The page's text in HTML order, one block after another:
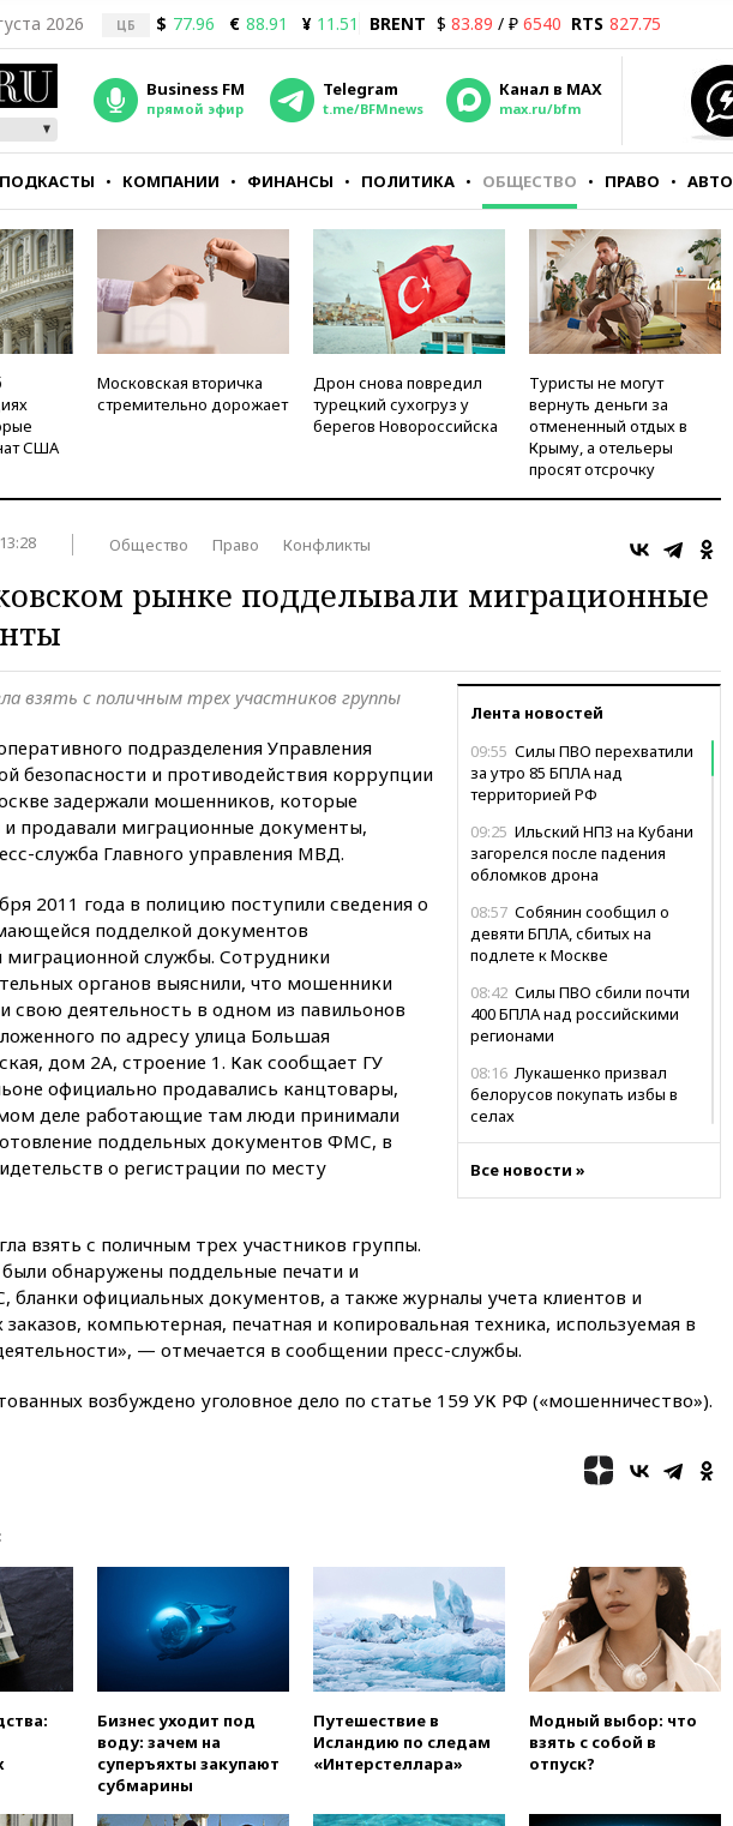
2026 ЦБ $ 77.96 € 88.91 ¥ 11.51 BRENT $ 83.89 / ₽ 6540 RTS 827.75
Business FM
прямой эфир
Telegram
t.me/BFMnews
Канал в MAX
max.ru/bfm
ПОДКАСТЫ КОМПАНИИ ФИНАНСЫ ПОЛИТИКА ОБЩЕСТВО ПРАВО АВТО
США
Московская вторичка
стремительно дорожает
Дрон снова повредил
турецкий сухогруз у
берегов Новороссийска
Туристы не могут
вернуть деньги за
отмененный отдых в
Крыму, а отельеры
просят отсрочку
Общество Право Конфликты
рынке подделывали миграционные
Лента новостей
09:55 Силы ПВО перехватили
за утро 85 БПЛА над
территорией РФ
09:25 Ильский НПЗ на Кубани
загорелся после падения
обломков дрона
08:57 Собянин сообщил о
девяти БПЛА, сбитых на
подлете к Москве
08:42 Силы ПВО сбили почти
400 БПЛА над российскими
регионами
08:16 Лукашенко призвал
белорусов покупать избы в
селах
крупнейшим поставщиком
авиатоплива в Европу
05:30
присутствие в Сеуте на фоне
миграционного кризиса
03:30 В Минстрое сравнили
качество жилья в Нью-Йорке и
Трамп попросил
Мигрант погиб при
попытке попасть из Марокко в
Сеуту на параплане
00:30
FT: ЕС не готов принять в
блок Украину из-за уровня
вчера, 23:35Лукашенко
объяснил экономическую
выгоду безвизового режима с
Все новости »
взять с поличным трех участников группы
подразделения Управления
безопасности и противодействия коррупции
задержали мошенников, которые
и продавали миграционные документы,
служба Главного управления МВД.
2011 года в полицию поступили сведения о
подделкой документов
миграционной службы. Сотрудники
органов выяснили, что мошенники
свою деятельность в одном из павильонов
по адресу улица Большая
дом 2А, строение 1. Как сообщает ГУ
официально продавались канцтовары,
деле работающие там люди принимали
поддельных документов ФМС, в
о регистрации по месту
взять с поличным трех участников группы.
обнаружены поддельные печати и
официальных документов, а также журналы учета клиентов и
компьютерная, печатная и копировальная техника, используемая в
— отмечается в сообщении пресс-службы.
возбуждено уголовное дело по статье 159 УК РФ («мошенничество»).
Бизнес уходит под
воду: зачем на
суперъяхты закупают
субмарины
Путешествие в
Исландию по следам
«Интерстеллара»
Модный выбор: что
взять с собой в
отпуск?